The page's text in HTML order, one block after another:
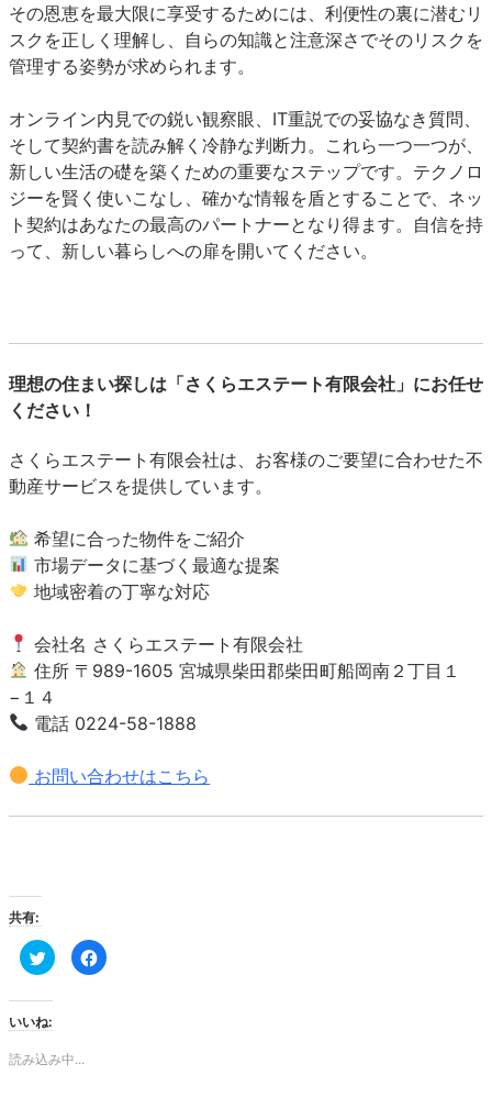
その恩恵を最大限に享受するためには、利便性の裏に潜むリ
スクを正しく理解し、自らの知識と注意深さでそのリスクを
管理する姿勢が求められます。
オンライン内見での鋭い観察眼、IT重説での妥協なき質問、
そして契約書を読み解く冷静な判断力。これら一つ一つが、
新しい生活の礎を築くための重要なステップです。テクノロ
ジーを賢く使いこなし、確かな情報を盾とすることで、ネッ
ト契約はあなたの最高のパートナーとなり得ます。自信を持
って、新しい暮らしへの扉を開いてください。
理想の住まい探しは「さくらエステート有限会社」にお任せ
ください！
さくらエステート有限会社は、お客様のご要望に合わせた不
動産サービスを提供しています。
希望に合った物件をご紹介
市場データに基づく最適な提案
地域密着の丁寧な対応
会社名 さくらエステート有限会社
住所 〒989-1605 宮城県柴田郡柴田町船岡南２丁目１
−１４
電話 0224-58-1888
お問い合わせはこちら
共有:
ク
リ
し
て
Twitter
共
有
Facebook
で
いいね:
読み込み中...